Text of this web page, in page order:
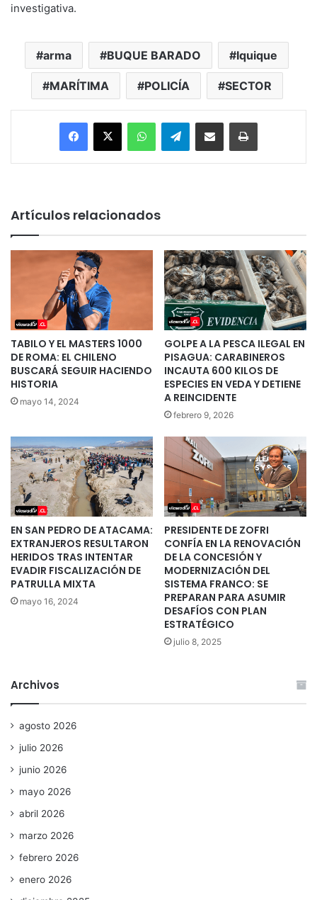
investigativa.
arma BUQUE BARADO Iquique
MARÍTIMA POLICÍA SECTOR
Facebook
X WhatsAppTelegramEnviar vía email Imprimir
Artículos relacionados
TABILO Y EL MASTERS 1000
DE ROMA: EL CHILENO
BUSCARÁ SEGUIR HACIENDO
HISTORIA
mayo 14, 2024
GOLPE A LA PESCA ILEGAL EN
PISAGUA: CARABINEROS
INCAUTA 600 KILOS DE
ESPECIES EN VEDA Y DETIENE
A REINCIDENTE
febrero 9, 2026
EN SAN PEDRO DE ATACAMA:
EXTRANJEROS RESULTARON
HERIDOS TRAS INTENTAR
EVADIR FISCALIZACIÓN DE
PATRULLA MIXTA
mayo 16, 2024
PRESIDENTE DE ZOFRI
CONFÍA EN LA RENOVACIÓN
DE LA CONCESIÓN Y
MODERNIZACIÓN DEL
SISTEMA FRANCO: SE
PREPARAN PARA ASUMIR
DESAFÍOS CON PLAN
ESTRATÉGICO
julio 8, 2025
Archivos
agosto 2026
julio 2026
junio 2026
mayo 2026
abril 2026
marzo 2026
febrero 2026
enero 2026